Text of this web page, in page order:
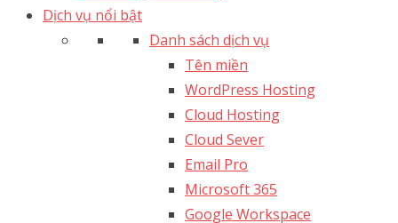
Dịch vụ nổi bật
Danh sách dịch vụ
Tên miền
WordPress Hosting
Cloud Hosting
Cloud Sever
Email Pro
Microsoft 365
Google Workspace